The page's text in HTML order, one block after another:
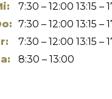
7:30 – 12:00 13:15 –
7:30 – 12:00 13:15 –
7:30 – 12:00 13:15 –
8:30 – 13:00